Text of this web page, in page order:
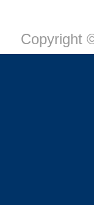
Copyright